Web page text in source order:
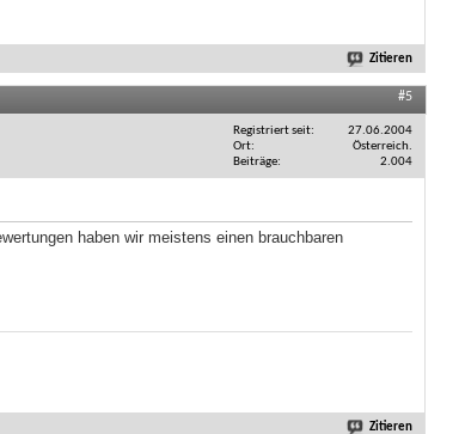
Zitieren
#5
Registriert seit
27.06.2004
Ort
Österreich.
Beiträge
2.004
haben wir meistens einen brauchbaren
Zitieren